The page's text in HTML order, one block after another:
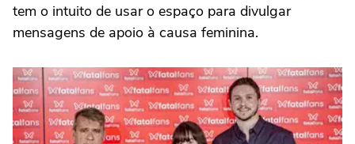
tem o intuito de usar o espaço para divulgar
mensagens de apoio à causa feminina.